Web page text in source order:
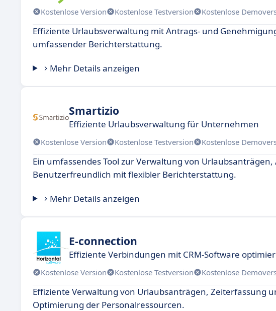
Kostenlose Version Kostenlose Testversion Kostenlose
Effiziente Urlaubsverwaltung mit Antrags- und
umfassender Berichterstattung.
Mehr Details anzeigen
Smartizio
Effiziente Urlaubsverwaltung für Unternehmen
Kostenlose Version Kostenlose Testversion Kostenlose
Ein umfassendes Tool zur Verwaltung von
Benutzerfreundlich mit flexibler Berichterstattung.
Mehr Details anzeigen
E-connection
Effiziente Verbindungen mit CRM-Software
Kostenlose Version Kostenlose Testversion Kostenlose
Effiziente Verwaltung von Urlaubsanträgen, Zeiterfassung
Optimierung der Personalressourcen.